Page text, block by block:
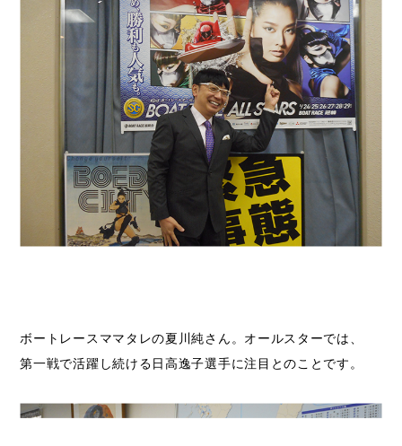
ボートレースママタレの夏川純さん。オールスターでは、
第一戦で活躍し続ける日高逸子選手に注目とのことです。